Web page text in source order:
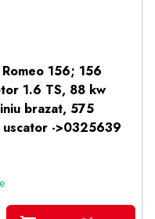
156; 156
1.6 TS, 88 kw
brazat, 575
->0325639